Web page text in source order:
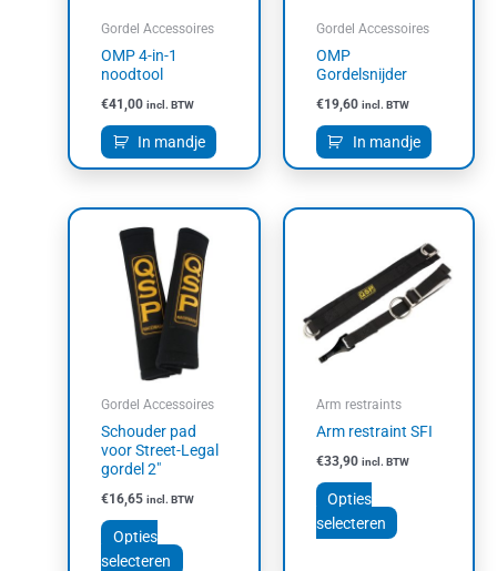
Gordel Accessoires
OMP 4-in-1
noodtool
€41,00 incl. BTW
In mandje
Gordel Accessoires
OMP
Gordelsnijder
€19,60 incl. BTW
In mandje
Gordel Accessoires
Schouder pad
voor Street-Legal
gordel 2″
€16,65 incl. BTW
Opties
selecteren
product
heeft
meerdere
variaties.
optie
worden
op
Arm restraints
Arm restraint SFI
€33,90 incl. BTW
Opties
selecteren
product
heeft
meerdere
variaties.
worden
op